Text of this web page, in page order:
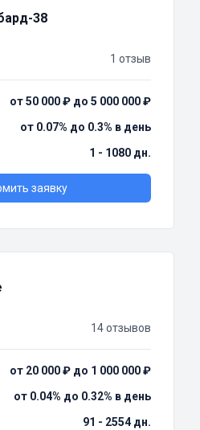
38
1 отзыв
от 50 000 ₽ до 5 000 000 ₽
от 0.07% до 0.3% в день
1 - 1080 дн.
заявку
14 отзывов
от 20 000 ₽ до 1 000 000 ₽
от 0.04% до 0.32% в день
91 - 2554 дн.